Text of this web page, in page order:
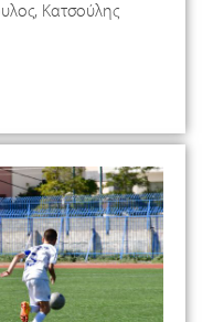
Κατσούλης